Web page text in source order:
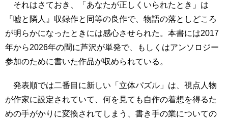
それはさておき、「あなたが正しくいられたとき」は
『嘘と隣人』収録作と同等の良作で、物語の落としどころ
が明らかになったときには感心させられた。本書には2017
年から2026年の間に芦沢が単発で、もしくはアンソロジー
参加のために書いた作品が収められている。
発表順では二番目に新しい「立体パズル」は、視点人物
が作家に設定されていて、何を見ても自作の着想を得るた
めの手がかりに変換されてしまう、書き手の業についての